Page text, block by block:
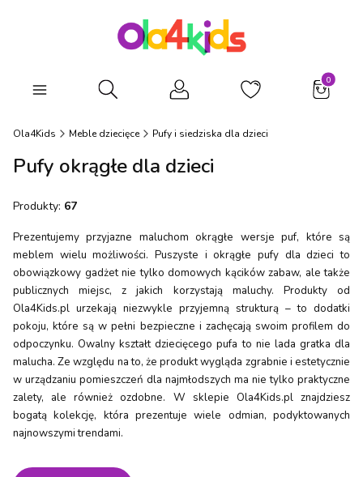
Otwórz wyszukiwarkę
Ola4Kids Meble dziecięce Pufy i siedziska dla dzieci
Pufy okrągłe dla dzieci
Produkty: 67
Prezentujemy przyjazne maluchom okrągłe wersje puf, które są
meblem wielu możliwości. Puszyste i okrągłe pufy dla dzieci to
obowiązkowy gadżet nie tylko domowych kącików zabaw, ale także
publicznych miejsc, z jakich korzystają maluchy. Produkty od
Ola4Kids.pl urzekają niezwykle przyjemną strukturą – to dodatki
pokoju, które są w pełni bezpieczne i zachęcają swoim profilem do
odpoczynku. Owalny kształt dziecięcego pufa to nie lada gratka dla
malucha. Ze względu na to, że produkt wygląda zgrabnie i estetycznie
w urządzaniu pomieszczeń dla najmłodszych ma nie tylko praktyczne
zalety, ale również ozdobne. W sklepie Ola4Kids.pl znajdziesz
bogatą kolekcję, która prezentuje wiele odmian, podyktowanych
najnowszymi trendami.